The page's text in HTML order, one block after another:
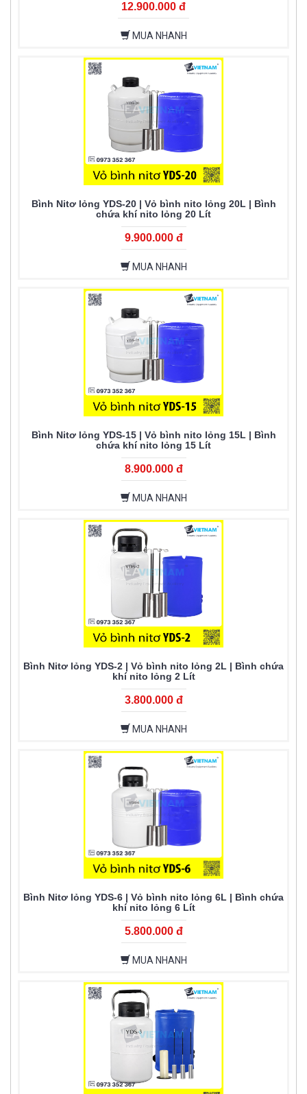
12.900.000 đ
MUA NHANH
Bình Nitơ lỏng YDS-20 | Vỏ bình nito lỏng 20L | Bình
chứa khí nito lỏng 20 Lít
9.900.000 đ
MUA NHANH
Bình Nitơ lỏng YDS-15 | Vỏ bình nito lỏng 15L | Bình
chứa khí nito lỏng 15 Lít
8.900.000 đ
MUA NHANH
Bình Nitơ lỏng YDS-2 | Vỏ bình nito lỏng 2L | Bình chứa
khí nito lỏng 2 Lít
3.800.000 đ
MUA NHANH
Bình Nitơ lỏng YDS-6 | Vỏ bình nito lỏng 6L | Bình chứa
khí nito lỏng 6 Lít
5.800.000 đ
MUA NHANH